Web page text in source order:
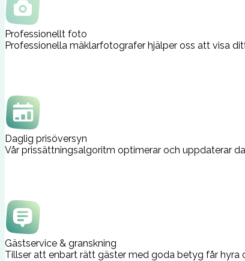
Professionellt foto
Professionella mäklarfotografer hjälper oss att visa
Daglig prisöversyn
Vår prissättningsalgoritm optimerar och uppdaterar
Gästservice & granskning
Tillser att enbart rätt gäster med goda betyg får hyra